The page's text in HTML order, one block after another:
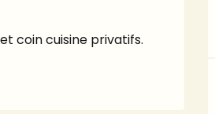
coin cuisine privatifs.